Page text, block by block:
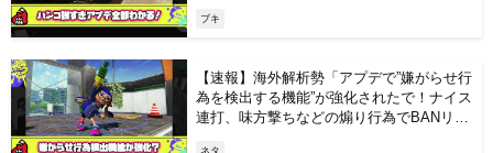
ブキ
【速報】海外解析勢「アプデで”嫌がらせ行
為を検出する機能”が強化されたで！ナイス
連打、味方撃ちなどの煽り行為でBANリス
ネタ